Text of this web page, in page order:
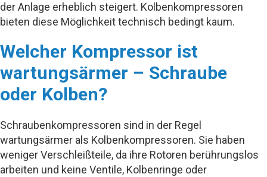
der Anlage erheblich steigert. Kolbenkompressoren
bieten diese Möglichkeit technisch bedingt kaum.
Welcher Kompressor ist
wartungsärmer – Schraube
oder Kolben?
Schraubenkompressoren sind in der Regel
wartungsärmer als Kolbenkompressoren. Sie haben
weniger Verschleißteile, da ihre Rotoren berührungslos
arbeiten und keine Ventile, Kolbenringe oder